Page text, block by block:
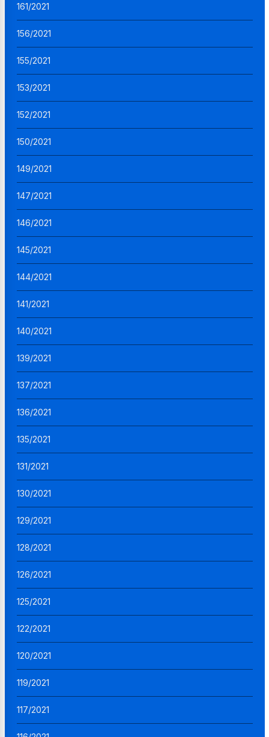
161/2021
156/2021
155/2021
153/2021
152/2021
150/2021
149/2021
147/2021
146/2021
145/2021
144/2021
141/2021
140/2021
139/2021
137/2021
136/2021
135/2021
131/2021
130/2021
129/2021
128/2021
126/2021
125/2021
122/2021
120/2021
119/2021
117/2021